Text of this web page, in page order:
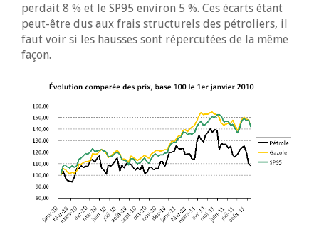
perdait 8 % et le SP95 environ 5 %. Ces écarts étant
peut-être dus aux frais structurels des pétroliers, il
faut voir si les hausses sont répercutées de la même
façon.